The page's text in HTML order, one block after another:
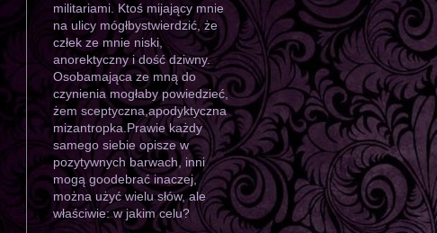
militariami. Ktoś mijający mnie
na ulicy mógłbystwierdzić, że
człek ze mnie niski,
anorektyczny i dość dziwny.
Osobamająca ze mną do
czynienia mogłaby powiedzieć,
żem sceptyczna,apodyktyczna
mizantropka.Prawie każdy
samego siebie opisze w
pozytywnych barwach, inni
mogą goodebrać inaczej,
można użyć wielu słów, ale
właściwie: w jakim celu?